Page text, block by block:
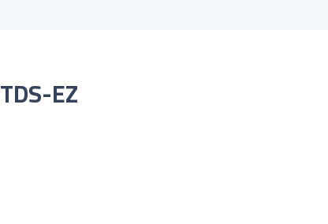
TDS-EZ- جهاز قلم لقياس الاملاح الكلية الذائبة للمياه